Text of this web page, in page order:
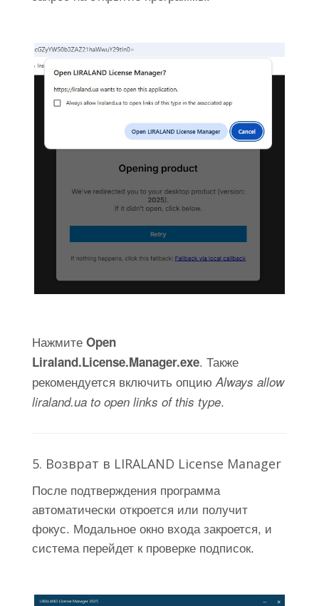
Нажмите Open
Liraland.License.Manager.exe. Также
рекомендуется включить опцию Always allow
liraland.ua to open links of this type.
5. Возврат в LIRALAND License Manager
После подтверждения программа
автоматически откроется или получит
фокус. Модальное окно входа закроется, и
система перейдет к проверке подписок.